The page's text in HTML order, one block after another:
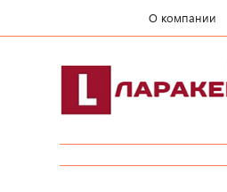
О компании